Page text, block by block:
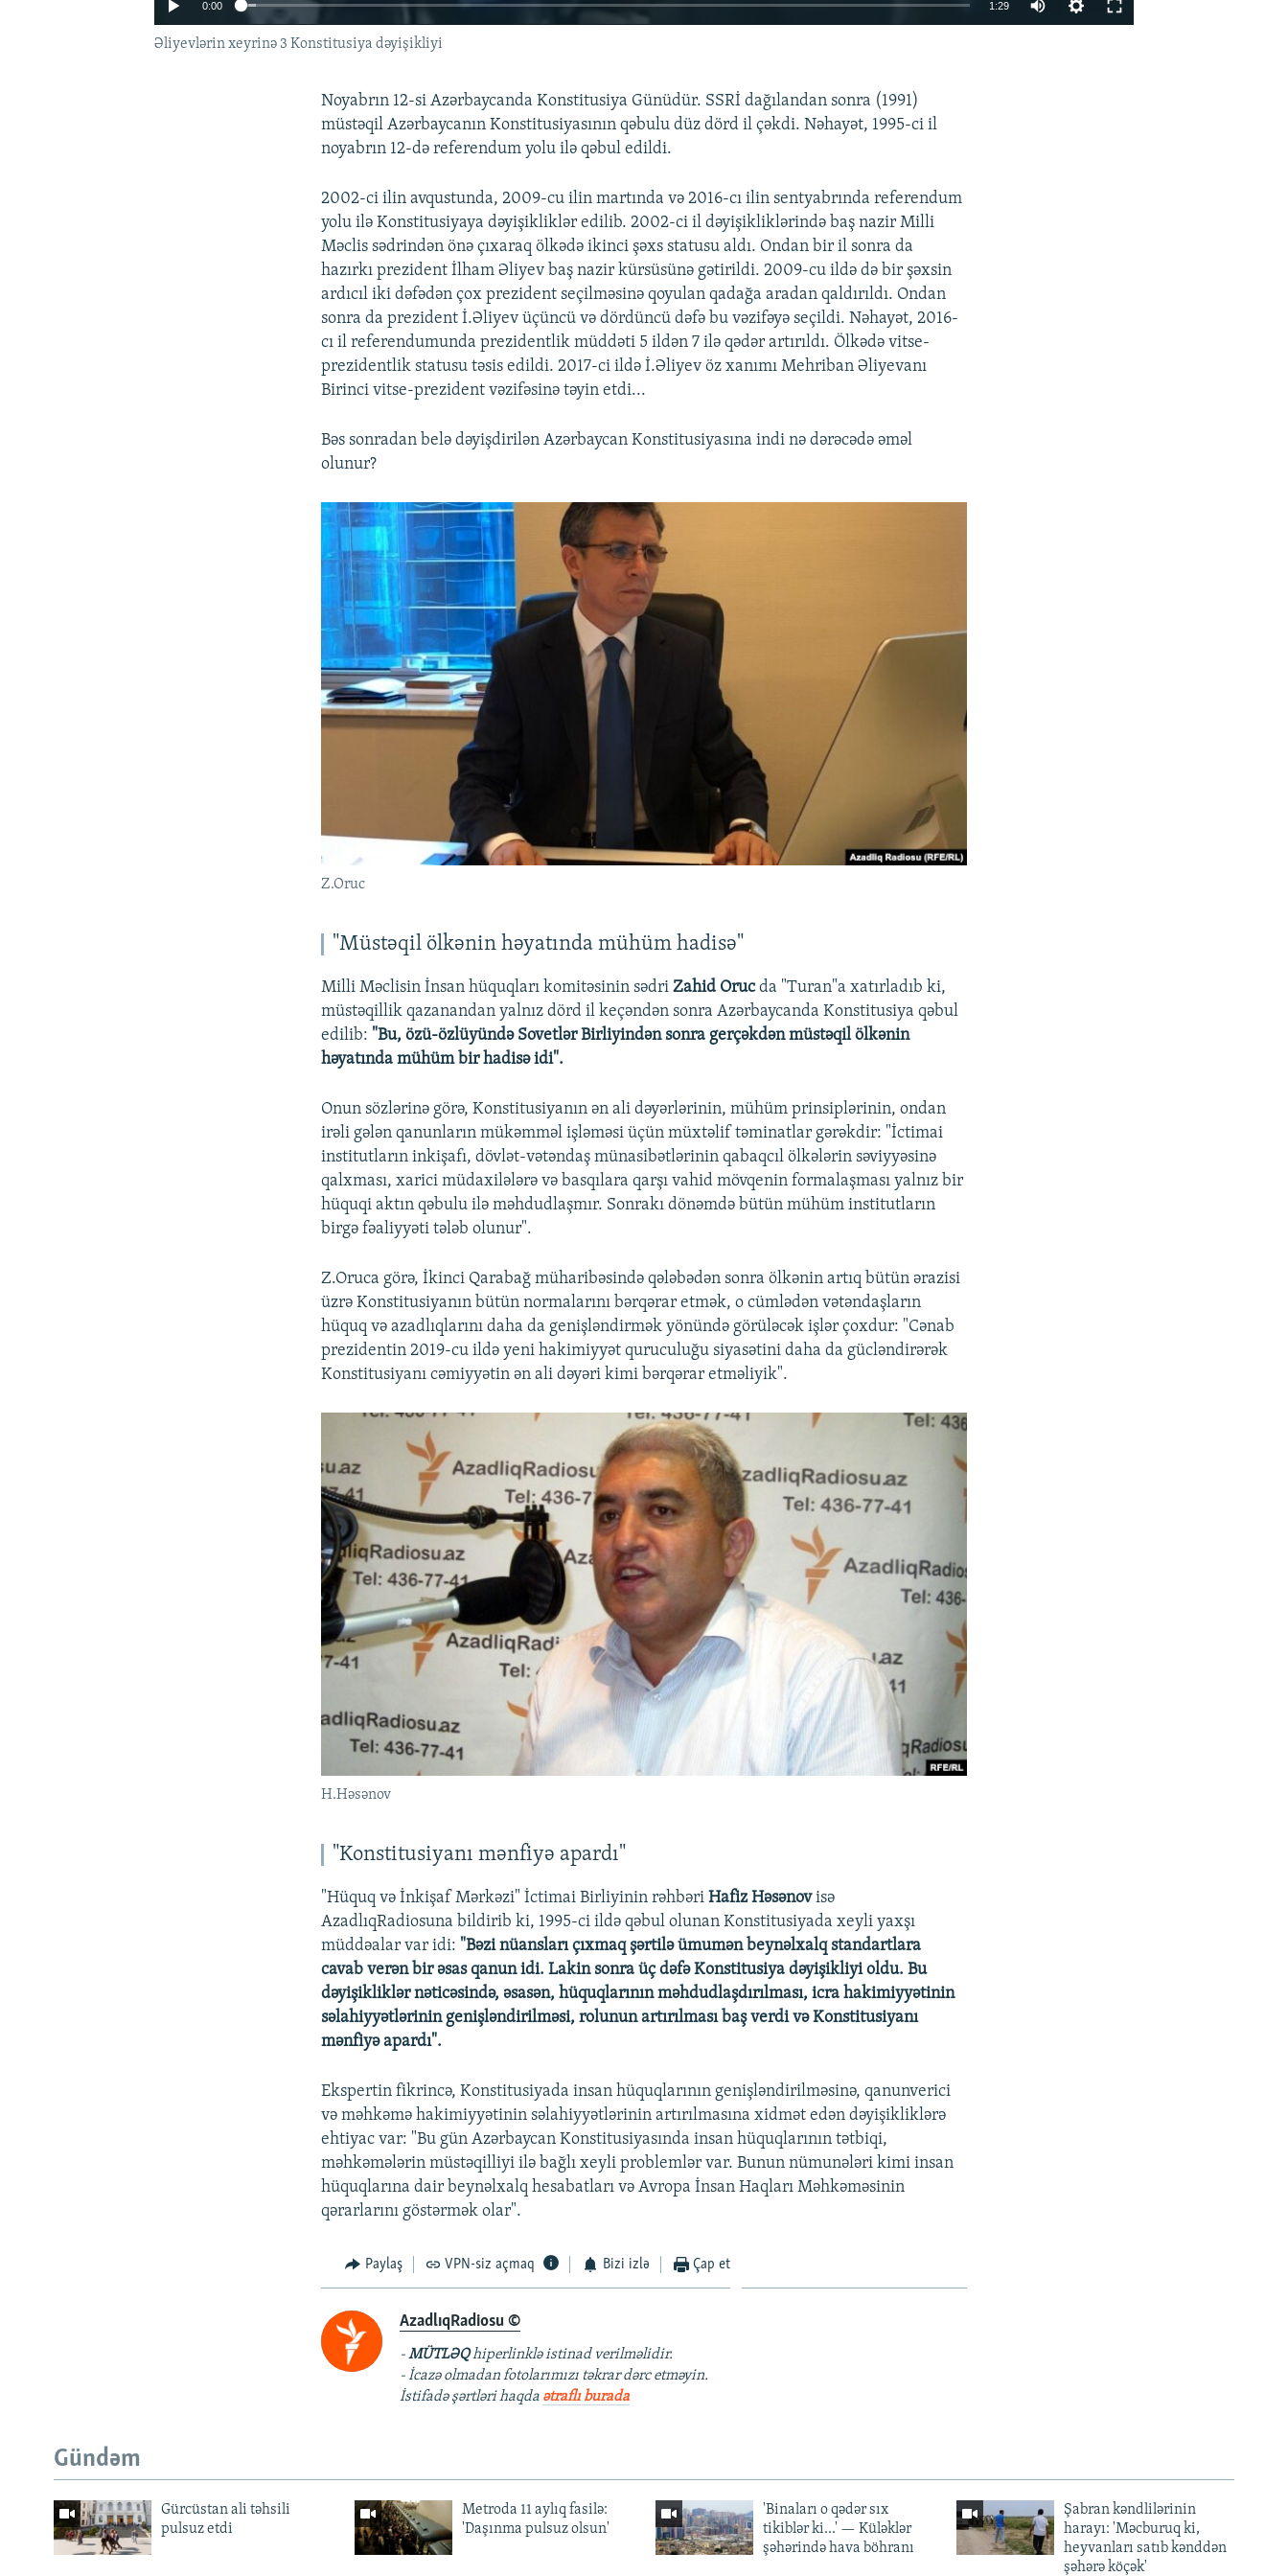
0:00 1:29
Əliyevlərin xeyrinə 3 Konstitusiya dəyişikliyi
Noyabrın 12-si Azərbaycanda Konstitusiya Günüdür. SSRİ dağılandan sonra (1991)
müstəqil Azərbaycanın Konstitusiyasının qəbulu düz dörd il çəkdi. Nəhayət, 1995-ci il
noyabrın 12-də referendum yolu ilə qəbul edildi.
2002-ci ilin avqustunda, 2009-cu ilin martında və 2016-cı ilin sentyabrında referendum
yolu ilə Konstitusiyaya dəyişikliklər edilib. 2002-ci il dəyişikliklərində baş nazir Milli
Məclis sədrindən önə çıxaraq ölkədə ikinci şəxs statusu aldı. Ondan bir il sonra da
hazırkı prezident İlham Əliyev baş nazir kürsüsünə gətirildi. 2009-cu ildə də bir şəxsin
ardıcıl iki dəfədən çox prezident seçilməsinə qoyulan qadağa aradan qaldırıldı. Ondan
sonra da prezident İ.Əliyev üçüncü və dördüncü dəfə bu vəzifəyə seçildi. Nəhayət, 2016-
cı il referendumunda prezidentlik müddəti 5 ildən 7 ilə qədər artırıldı. Ölkədə vitse-
prezidentlik statusu təsis edildi. 2017-ci ildə İ.Əliyev öz xanımı Mehriban Əliyevanı
Birinci vitse-prezident vəzifəsinə təyin etdi...
Bəs sonradan belə dəyişdirilən Azərbaycan Konstitusiyasına indi nə dərəcədə əməl
olunur?
Z.Oruc
"Müstəqil ölkənin həyatında mühüm hadisə"
Milli Məclisin İnsan hüquqları komitəsinin sədriZahid Orucda "Turan"a xatırladıb ki,
müstəqillik qazanandan yalnız dörd il keçəndən sonra Azərbaycanda Konstitusiya qəbul
edilib: "Bu, özü-özlüyündə Sovetlər Birliyindən sonra gerçəkdən müstəqil ölkənin
həyatında mühüm bir hadisə idi".
Onun sözlərinə görə, Konstitusiyanın ən ali dəyərlərinin, mühüm prinsiplərinin, ondan
irəli gələn qanunların mükəmməl işləməsi üçün müxtəlif təminatlar gərəkdir: "İctimai
institutların inkişafı, dövlət-vətəndaş münasibətlərinin qabaqcıl ölkələrin səviyyəsinə
qalxması, xarici müdaxilələrə və basqılara qarşı vahid mövqenin formalaşması yalnız bir
hüquqi aktın qəbulu ilə məhdudlaşmır. Sonrakı dönəmdə bütün mühüm institutların
birgə fəaliyyəti tələb olunur".
Z.Oruca görə, İkinci Qarabağ müharibəsində qələbədən sonra ölkənin artıq bütün ərazisi
üzrə Konstitusiyanın bütün normalarını bərqərar etmək, o cümlədən vətəndaşların
hüquq və azadlıqlarını daha da genişləndirmək yönündə görüləcək işlər çoxdur: "Cənab
prezidentin 2019-cu ildə yeni hakimiyyət quruculuğu siyasətini daha da gücləndirərək
Konstitusiyanı cəmiyyətin ən ali dəyəri kimi bərqərar etməliyik".
H.Həsənov
"Konstitusiyanı mənfiyə apardı"
"Hüquq və İnkişaf Mərkəzi" İctimai Birliyinin rəhbəriHafiz Həsənovisə
AzadlıqRadiosuna bildirib ki, 1995-ci ildə qəbul olunan Konstitusiyada xeyli yaxşı
müddəalar var idi: "Bəzi nüansları çıxmaq şərtilə ümumən beynəlxalq standartlara
cavab verən bir əsas qanun idi. Lakin sonra üç dəfə Konstitusiya dəyişikliyi oldu. Bu
dəyişikliklər nəticəsində, əsasən, hüquqlarının məhdudlaşdırılması, icra hakimiyyətinin
səlahiyyətlərinin genişləndirilməsi, rolunun artırılması baş verdi və Konstitusiyanı
mənfiyə apardı".
Ekspertin fikrincə, Konstitusiyada insan hüquqlarının genişləndirilməsinə, qanunverici
və məhkəmə hakimiyyətinin səlahiyyətlərinin artırılmasına xidmət edən dəyişikliklərə
ehtiyac var: "Bu gün Azərbaycan Konstitusiyasında insan hüquqlarının tətbiqi,
məhkəmələrin müstəqilliyi ilə bağlı xeyli problemlər var. Bunun nümunələri kimi insan
hüquqlarına dair beynəlxalq hesabatları və Avropa İnsan Haqları Məhkəməsinin
qərarlarını göstərmək olar".
Paylaş VPN-siz açmaq Bizi izlə Çap et
AzadlıqRadiosu ©
-MÜTLƏQhiperlinklə istinad verilməlidir.
- İcazə olmadan fotolarımızı təkrar dərc etməyin.
İstifadə şərtləri haqda ətraflı burada
Gündəm
Gürcüstan ali təhsili
pulsuz etdi
Metroda 11 aylıq fasilə:
'Daşınma pulsuz olsun'
'Binaları o qədər sıx
tikiblər ki...' — Küləklər
şəhərində hava böhranı
Şabran kəndlilərinin
harayı: 'Məcburuq ki,
heyvanları satıb kənddən
şəhərə köçək'